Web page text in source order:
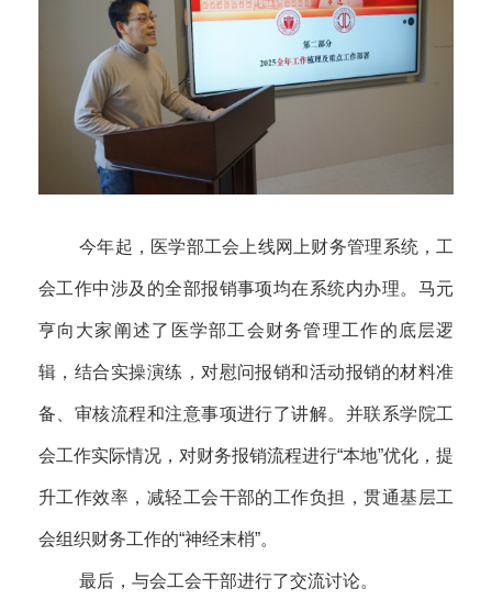
今年起，医学部工会上线网上财务管理系统，工
会工作中涉及的全部报销事项均在系统内办理。马元
亨向大家阐述了医学部工会财务管理工作的底层逻
辑，结合实操演练，对慰问报销和活动报销的材料准
备、审核流程和注意事项进行了讲解。并联系学院工
会工作实际情况，对财务报销流程进行“本地”优化，提
升工作效率，减轻工会干部的工作负担，贯通基层工
会组织财务工作的“神经末梢”。
最后，与会工会干部进行了交流讨论。